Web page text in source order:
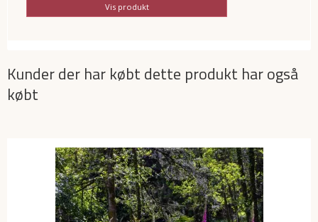
Vis produkt
Kunder der har købt dette produkt har også
købt